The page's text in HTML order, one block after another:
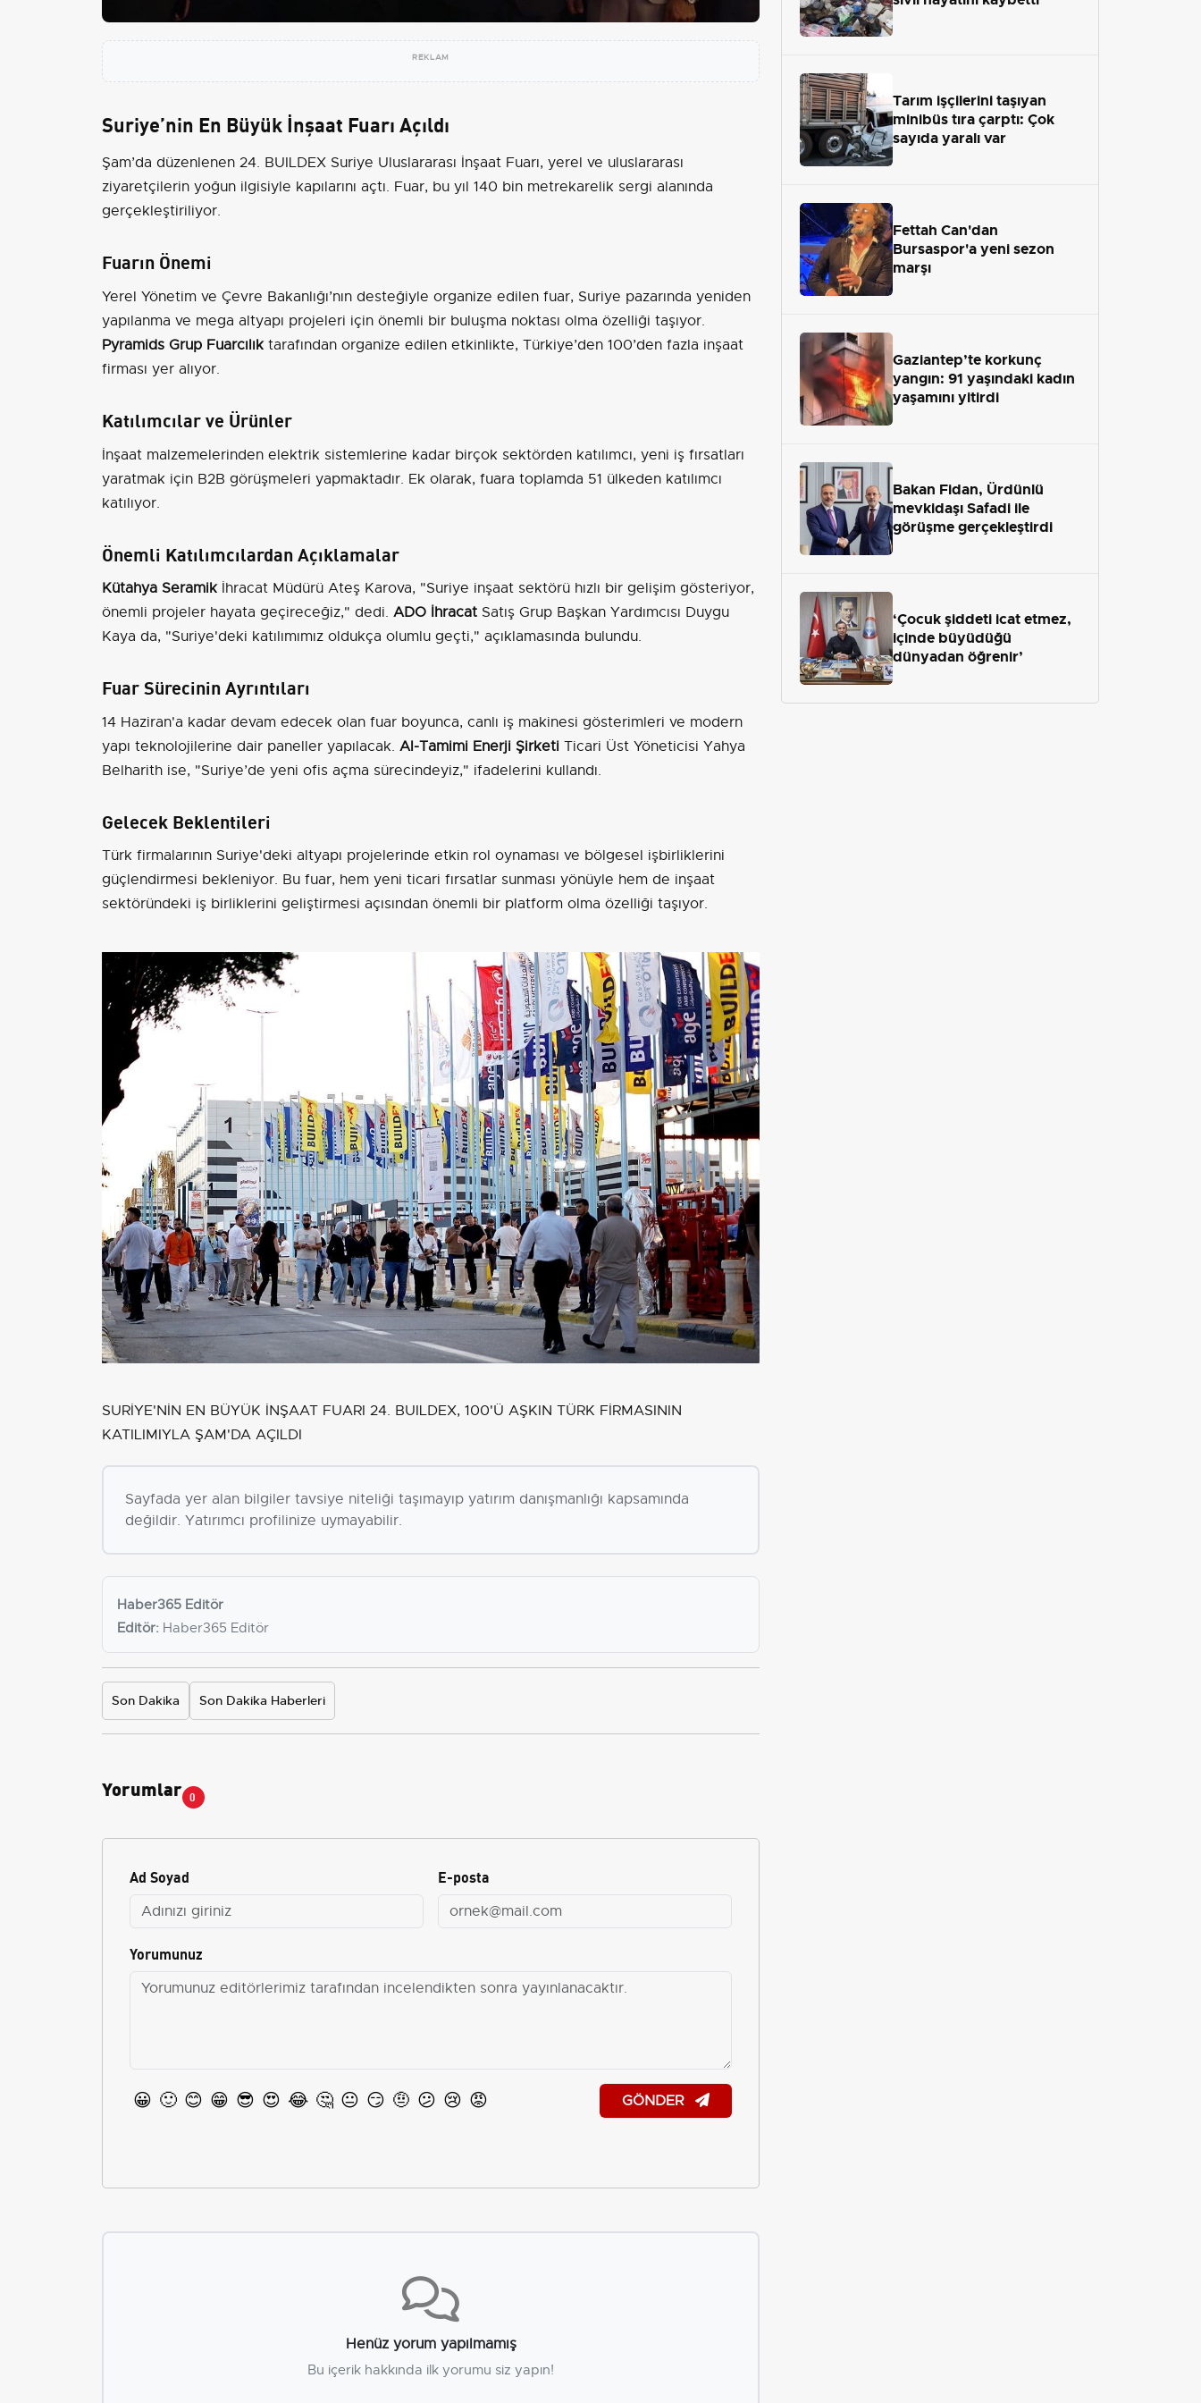
REKLAM
Suriye’nin En Büyük İnşaat Fuarı Açıldı
Şam’da düzenlenen 24. BUILDEX Suriye Uluslararası İnşaat Fuarı, yerel ve uluslararası
ziyaretçilerin yoğun ilgisiyle kapılarını açtı. Fuar, bu yıl 140 bin metrekarelik sergi alanında
gerçekleştiriliyor.
Fuarın Önemi
Yerel Yönetim ve Çevre Bakanlığı’nın desteğiyle organize edilen fuar, Suriye pazarında yeniden
yapılanma ve mega altyapı projeleri için önemli bir buluşma noktası olma özelliği taşıyor.
Pyramids Grup Fuarcılıktarafından organize edilen etkinlikte, Türkiye’den 100’den fazla inşaat
firması yer alıyor.
Katılımcılar ve Ürünler
İnşaat malzemelerinden elektrik sistemlerine kadar birçok sektörden katılımcı, yeni iş fırsatları
yaratmak için B2B görüşmeleri yapmaktadır. Ek olarak, fuara toplamda 51 ülkeden katılımcı
katılıyor.
Önemli Katılımcılardan Açıklamalar
Kütahya Seramikİhracat Müdürü Ateş Karova, "Suriye inşaat sektörü hızlı bir gelişim gösteriyor,
önemli projeler hayata geçireceğiz," dedi. ADO İhracat Satış Grup Başkan Yardımcısı Duygu
Kaya da, "Suriye'deki katılımımız oldukça olumlu geçti," açıklamasında bulundu.
Fuar Sürecinin Ayrıntıları
14 Haziran'a kadar devam edecek olan fuar boyunca, canlı iş makinesi gösterimleri ve modern
yapı teknolojilerine dair paneller yapılacak. Al-Tamimi Enerji Şirketi Ticari Üst Yöneticisi Yahya
Belharith ise, "Suriye’de yeni ofis açma sürecindeyiz," ifadelerini kullandı.
Gelecek Beklentileri
Türk firmalarının Suriye'deki altyapı projelerinde etkin rol oynaması ve bölgesel işbirliklerini
güçlendirmesi bekleniyor. Bu fuar, hem yeni ticari fırsatlar sunması yönüyle hem de inşaat
sektöründeki iş birliklerini geliştirmesi açısından önemli bir platform olma özelliği taşıyor.
SURİYE'NİN EN BÜYÜK İNŞAAT FUARI 24. BUILDEX, 100'Ü AŞKIN TÜRK FİRMASININ
KATILIMIYLA ŞAM'DA AÇILDI
Sayfada yer alan bilgiler tavsiye niteliği taşımayıp yatırım danışmanlığı kapsamında
değildir. Yatırımcı profilinize uymayabilir.
Haber365 Editör
Editör: Haber365 Editör
Son Dakika Son Dakika Haberleri
Yorumlar 0
Ad Soyad E-posta
Yorumunuz
😀 🙂 😊 😁 😎 😍 😂 🤔 😐 😏 🤨 😕 😢 😡 GÖNDER
Henüz yorum yapılmamış
Bu içerik hakkında ilk yorumu siz yapın!
Tarım işçilerini taşıyan
minibüs tıra çarptı: Çok
sayıda yaralı var
Fettah Can'dan
Bursaspor'a yeni sezon
marşı
Gaziantep’te korkunç
yangın: 91 yaşındaki kadın
yaşamını yitirdi
Bakan Fidan, Ürdünlü
mevkidaşı Safadi ile
görüşme gerçekleştirdi
‘Çocuk şiddeti icat etmez,
içinde büyüdüğü
dünyadan öğrenir’